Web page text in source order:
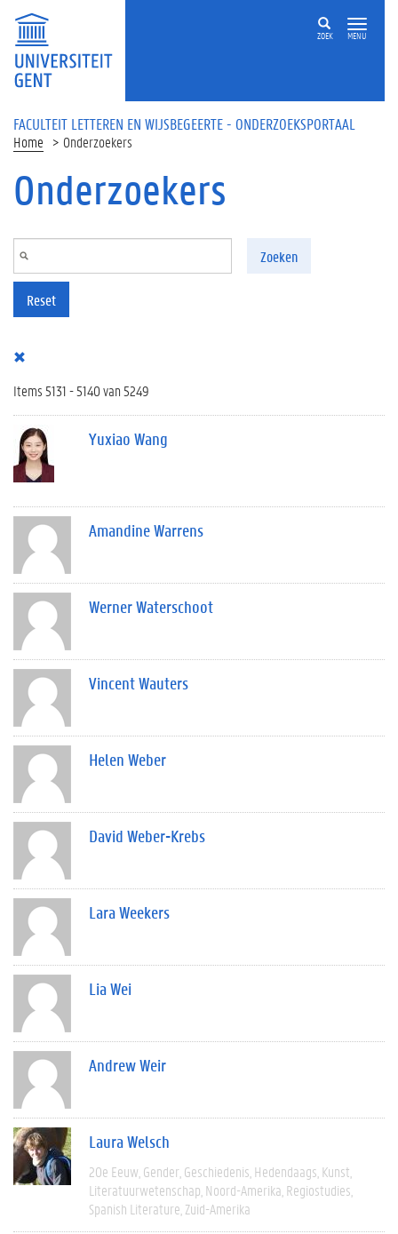
Overslaan en naar de inhoud gaan
ZOEK MENU
FACULTEIT LETTEREN EN WIJSBEGEERTE - ONDERZOEKSPORTAAL
Home Onderzoekers
Onderzoekers
Zoeken
Reset
Items 5131 - 5140 van 5249
Yuxiao Wang
Amandine Warrens
Werner Waterschoot
Vincent Wauters
Helen Weber
David Weber-Krebs
Lara Weekers
Lia Wei
Andrew Weir
Laura Welsch
20e Eeuw Gender Geschiedenis Hedendaags Kunst
Literatuurwetenschap Noord-Amerika Regiostudies
Spanish Literature Zuid-Amerika